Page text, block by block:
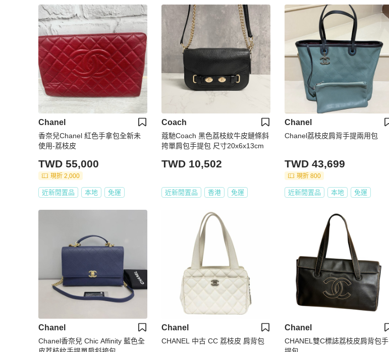
Chanel
香奈兒Chanel 紅色手拿包全新未
使用-荔枝皮
TWD 55,000
現折 2,000
近新閒置品 本地 免運
Coach
蔻馳Coach 黑色荔枝紋牛皮鏈條斜
挎單肩包手提包 尺寸20x6x13cm
TWD 10,502
近新閒置品 香港 免運
Chanel
Chanel荔枝皮肩背手提兩用包
TWD 43,699
現折 800
近新閒置品 本地 免運
Chanel
Chanel香奈兒 Chic Affinity 藍色全
Chanel
CHANEL 中古 CC 荔枝皮 肩背包
Chanel
CHANEL雙C標誌荔枝皮肩背包手